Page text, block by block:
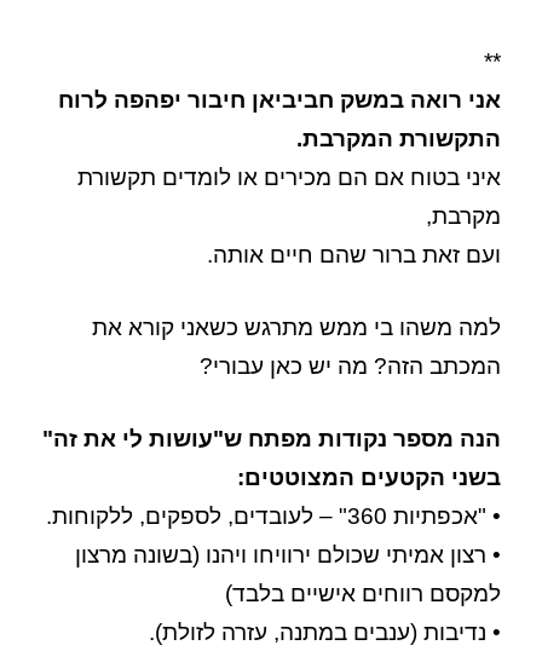
**
אני רואה במשק חביביאן חיבור יפהפה לרוח
התקשורת המקרבת.
איני בטוח אם הם מכירים או לומדים תקשורת
מקרבת,
ועם זאת ברור שהם חיים אותה.
למה משהו בי ממש מתרגש כשאני קורא את
המכתב הזה? מה יש כאן עבורי?
הנה מספר נקודות מפתח ש"עושות לי את זה"
בשני הקטעים המצוטטים:
• "אכפתיות 360" – לעובדים, לספקים, ללקוחות.
• רצון אמיתי שכולם ירוויחו ויהנו (בשונה מרצון
למקסם רווחים אישיים בלבד)
• נדיבות (ענבים במתנה, עזרה לזולת).